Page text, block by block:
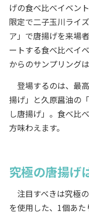
げの食べ比べイベン
限定で二子玉川ライ
ア」で唐揚げを来場
ートする食べ比べイ
からのサンプリング
登場するのは、最
揚げ」と久原醤油の
し唐揚げ」。食べ比
方味わえます。
究極の唐揚げ
注目すべきは究極
を使用した、1個あ